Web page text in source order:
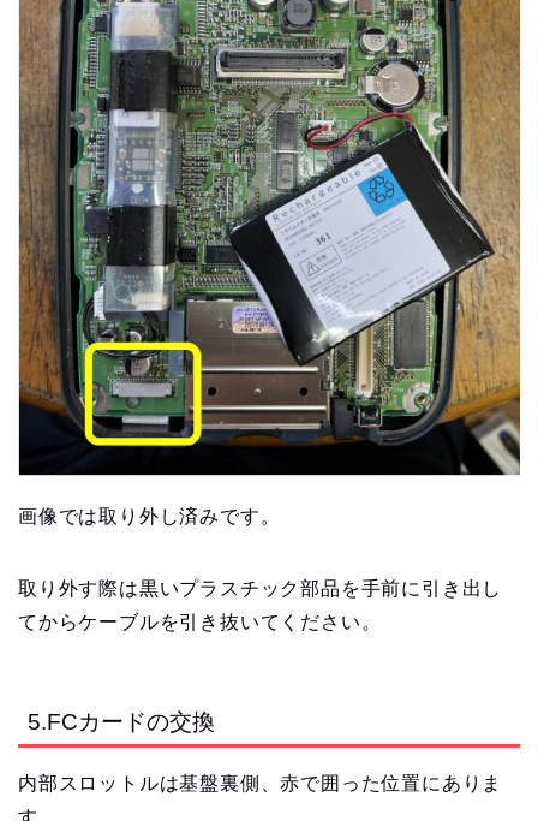
画像では取り外し済みです。
取り外す際は黒いプラスチック部品を手前に引き出し
てからケーブルを引き抜いてください。
5.FCカードの交換
内部スロットルは基盤裏側、赤で囲った位置にありま
す。